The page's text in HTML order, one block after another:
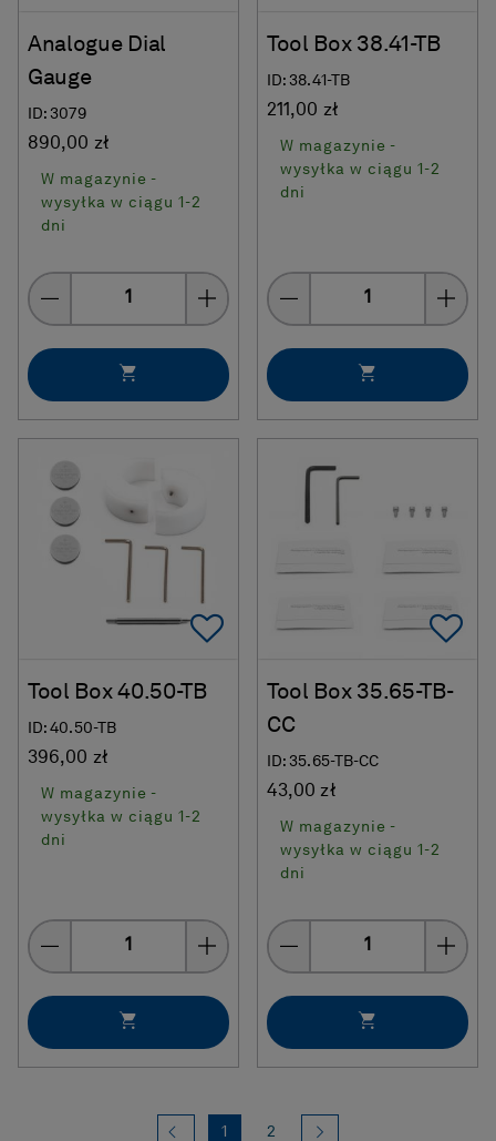
Analogue Dial
Gauge
ID: 3079
890,00 zł
W magazynie -
wysyłka w ciągu 1-2
dni
Quantity
Tool Box 38.41-TB
ID: 38.41-TB
211,00 zł
W magazynie -
wysyłka w ciągu 1-2
dni
Quantity
Add To Favorites
Tool Box 40.50-TB
ID: 40.50-TB
396,00 zł
W magazynie -
wysyłka w ciągu 1-2
dni
Quantity
Tool Box 35.65-TB-
CC
ID: 35.65-TB-CC
43,00 zł
W magazynie -
wysyłka w ciągu 1-2
dni
Quantity
Wstecz
1 (current)
2